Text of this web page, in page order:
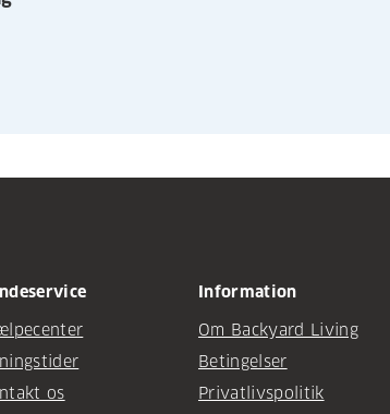
os
Information
Om Backyard Living
Betingelser
Privatlivspolitik